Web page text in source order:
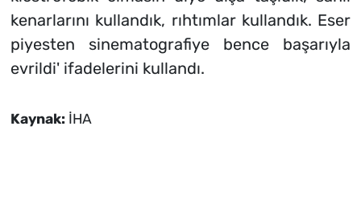
kenarlarını kullandık, rıhtımlar kullandık. Eser
piyesten sinematografiye bence başarıyla
evrildi' ifadelerini kullandı.
Kaynak: İHA